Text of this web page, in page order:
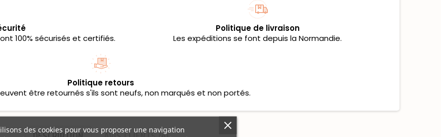
100% sécurisés et certifiés.
Politique de livraison
Les expéditions se font depuis la Normandie.
Politique retours
être retournés s'ils sont neufs, non marqués et non portés.
des cookies pour vous proposer une navigation